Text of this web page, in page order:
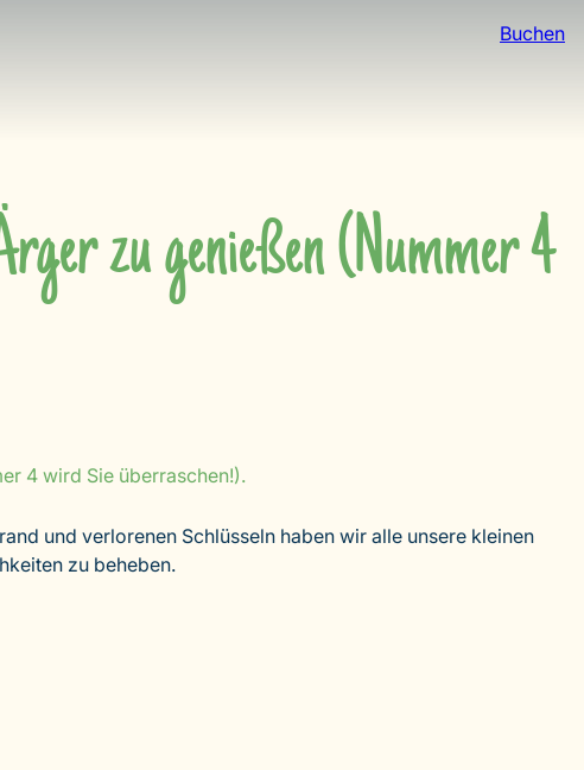
Buchen
zu genießen (Nummer 4
4 wird Sie überraschen!).
und verlorenen Schlüsseln haben wir alle unsere kleinen
zu beheben.